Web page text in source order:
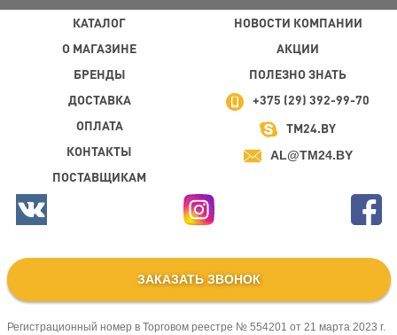
КАТАЛОГ
О МАГАЗИНЕ
БРЕНДЫ
НОВОСТИ КОМПАНИИ
АКЦИИ
ПОЛЕЗНО ЗНАТЬ
ДОСТАВКА
ОПЛАТА
КОНТАКТЫ
ПОСТАВЩИКАМ
+375 (29) 392-99-70
TM24.BY
AL@TM24.BY
ЗАКАЗАТЬ ЗВОНОК
Регистрационный номер в Торговом реестре № 554201 от 21 марта 2023 г.